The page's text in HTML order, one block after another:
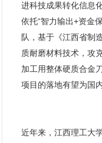
进科技成果转化信息
依托“智力输出+资金
队，基于《江西省制
质耐磨材料技术，攻
加工用整体硬质合金
项目的落地有望为国
近年来，江西理工大